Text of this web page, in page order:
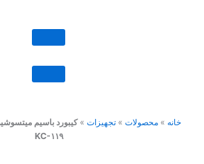
خانه » محصولات » تجهیزات »
KC-۱۱۹